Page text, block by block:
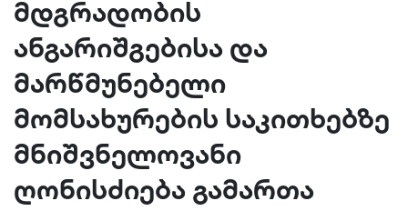
მდგრადობის
ანგარიშგებისა და
მარწმუნებელი
მომსახურების საკითხებზე
მნიშვნელოვანი
ღონისძიება გამართა